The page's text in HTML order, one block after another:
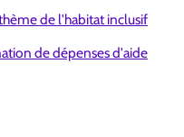
de l'habitat inclusif
de dépenses d'aide